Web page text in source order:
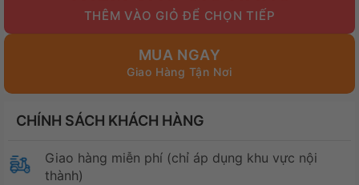
2.199.000₫.
MUA NGAY
CHÍNH SÁCH KHÁCH HÀNG
Giao hàng miễn phí (chỉ áp dụng khu vực nội
thành)